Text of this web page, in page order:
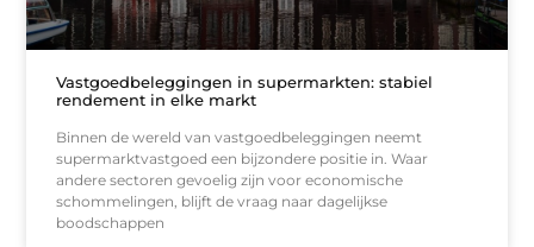
Vastgoedbeleggingen in supermarkten: stabiel
rendement in elke markt
Binnen de wereld van vastgoedbeleggingen neemt
supermarktvastgoed een bijzondere positie in. Waar
andere sectoren gevoelig zijn voor economische
schommelingen, blijft de vraag naar dagelijkse
boodschappen